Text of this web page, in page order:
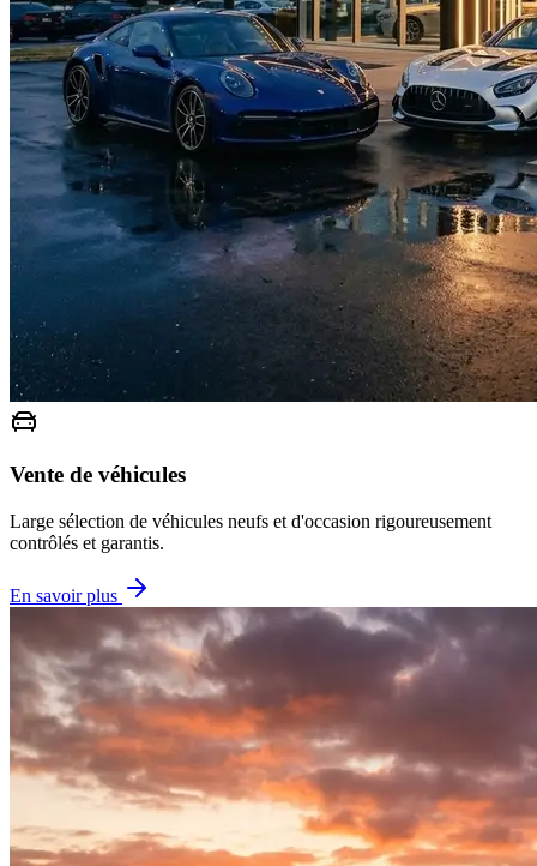
Vente de véhicules
Large sélection de véhicules neufs et d'occasion rigoureusement
contrôlés et garantis.
En savoir plus